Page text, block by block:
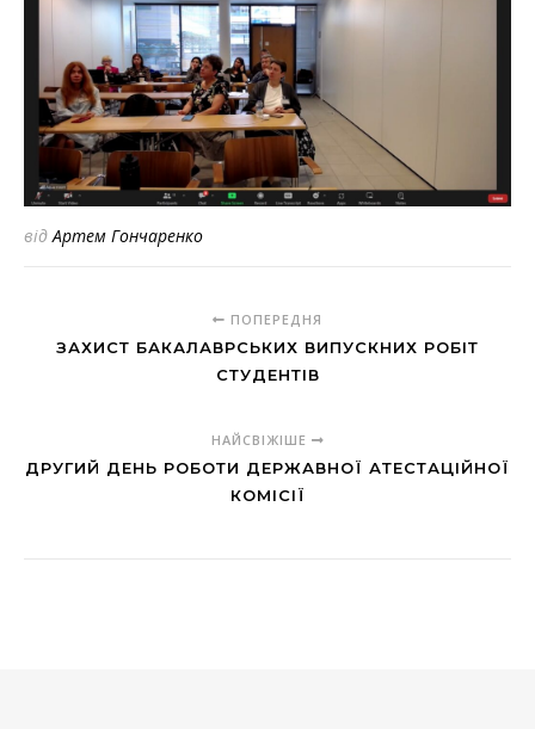
відАртем Гончаренко
ПОПЕРЕДНЯ
ЗАХИСТ БАКАЛАВРСЬКИХ ВИПУСКНИХ РОБІТ
СТУДЕНТІВ
НАЙСВІЖІШЕ
ДРУГИЙ ДЕНЬ РОБОТИ ДЕРЖАВНОЇ АТЕСТАЦІЙНОЇ
КОМІСІЇ